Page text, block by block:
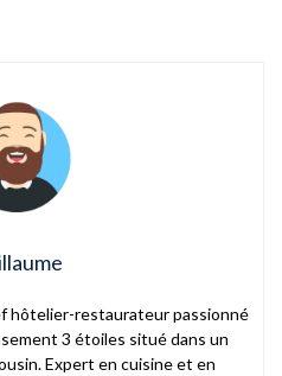
hôtelier-restaurateur passionné
3 étoiles situé dans un
Expert en cuisine et en